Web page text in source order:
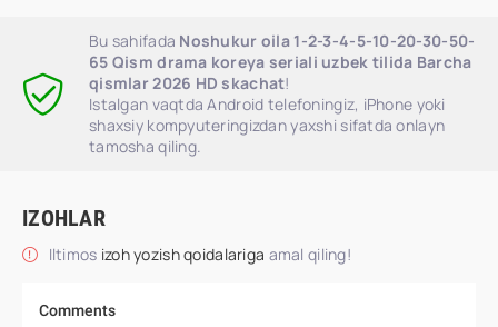
Bu sahifada Noshukur oila 1-2-3-4-5-10-20-30-50-
65 Qism drama koreya seriali uzbek tilida Barcha
qismlar 2026 HD skachat!
Istalgan vaqtda Android telefoningiz, iPhone yoki
shaxsiy kompyuteringizdan yaxshi sifatda onlayn
tamosha qiling.
IZOHLAR
Iltimos izoh yozish qoidalariga amal qiling!